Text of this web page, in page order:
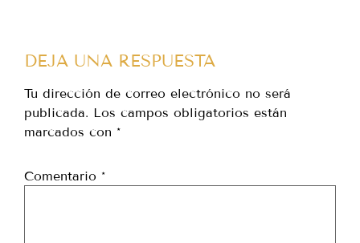
DEJA UNA RESPUESTA
Tu dirección de correo electrónico no será
publicada. Los campos obligatorios están
marcados con *
Comentario *